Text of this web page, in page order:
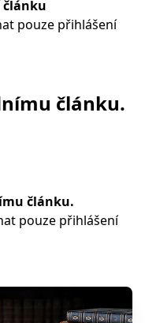
článku
pouze přihlášení
článku.
článku.
pouze přihlášení